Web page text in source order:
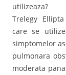
utilizeaza?
Trelegy
care se
simptomelor
pulmonara
moderata